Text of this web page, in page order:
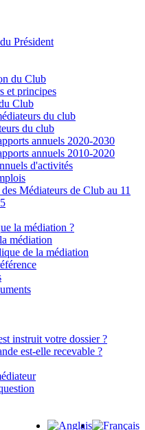
Président
du Club
et principes
Club
du club
du club
annuels 2020-2030
annuels 2010-2020
d'activités
la médiation ?
médiation
de la médiation
instruit votre dossier ?
est-elle recevable ?